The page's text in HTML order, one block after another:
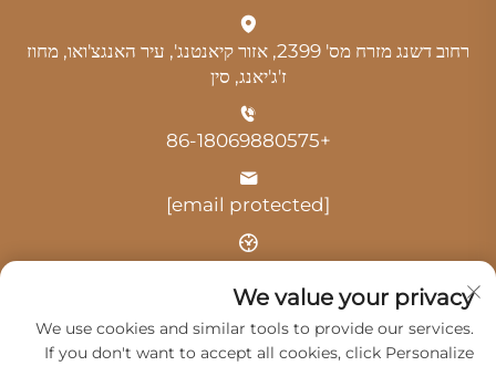
רחוב דשנג מזרח מס' 2399, אזור קיאנטנג', עיר האנגצ'ואו, מחוז
ז'ג'יאנג, סין
+86-18069880575
[email protected]
We value your privacy
We use cookies and similar tools to provide our services.
If you don't want to accept all cookies, click Personalize